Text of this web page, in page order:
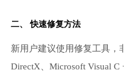
二、 快速修复方法
新用户建议使用修复工具，
DirectX、Microsoft Visual